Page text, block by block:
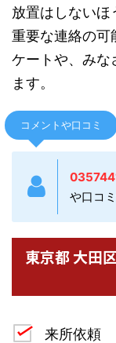
放置はしないほ
重要な連絡の可
ケートや、みな
ます。
コメントや口コミ
や口コ
東京都 大田
来所依頼